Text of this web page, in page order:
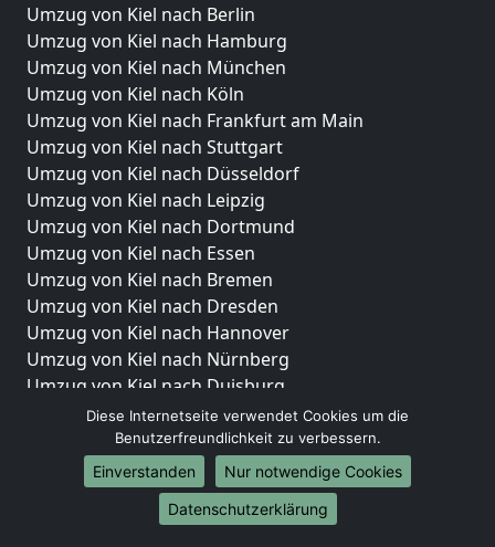
Umzug von Kiel nach Berlin
Umzug von Kiel nach Hamburg
Umzug von Kiel nach München
Umzug von Kiel nach Köln
Umzug von Kiel nach Frankfurt am Main
Umzug von Kiel nach Stuttgart
Umzug von Kiel nach Düsseldorf
Umzug von Kiel nach Leipzig
Umzug von Kiel nach Dortmund
Umzug von Kiel nach Essen
Umzug von Kiel nach Bremen
Umzug von Kiel nach Dresden
Umzug von Kiel nach Hannover
Umzug von Kiel nach Nürnberg
Umzug von Kiel nach Duisburg
Umzug von Kiel nach Bochum
Umzug von Kiel nach Wuppertal
Umzug von Kiel nach Bielefeld
Umzug von Kiel nach Bonn
Umzug von Kiel nach Münster
Diese Internetseite verwendet Cookies um die
Benutzerfreundlichkeit zu verbessern.
Einverstanden
Nur notwendige Cookies
Datenschutzerklärung